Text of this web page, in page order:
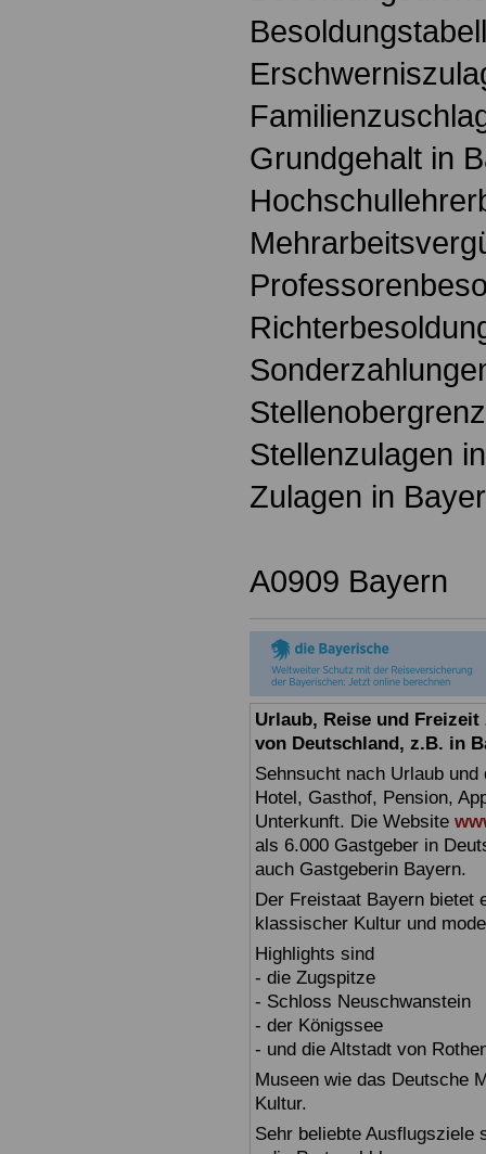
Grundgehalt in
Stellenzulagen
Zulagen in
A0909 Bayern
Urlaub, Reise und
von Deutschland, z.B. in
Sehnsucht nach Urlaub
Hotel, Gasthof, Pension,
Unterkunft. Die Website
als 6.000 Gastgeber in
auch Gastgeberin Bayern.
Der Freistaat Bayern bietet
klassischer Kultur und
Highlights sind
- die Zugspitze
- Schloss Neuschwanstein
- der Königssee
- und die Altstadt von
Museen wie das Deutsche
Kultur.
Sehr beliebte Ausflugsziele